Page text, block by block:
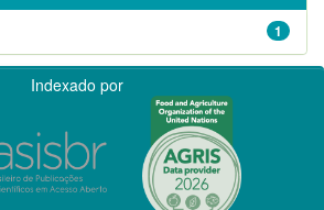
1
Indexado por